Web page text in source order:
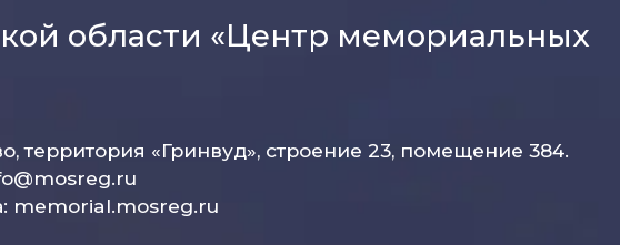
области «Центр мемориальных
территория «Гринвуд», строение 23, помещение 384.
memorial.mosreg.ru